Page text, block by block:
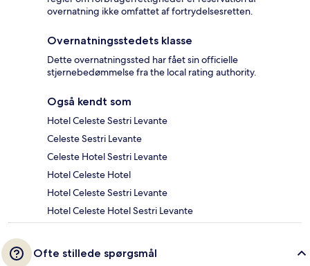
overnatning ikke omfattet af fortrydelsesretten.
Overnatningsstedets klasse
Dette overnatningssted har fået sin officielle
stjernebedømmelse fra the local rating authority.
Også kendt som
Hotel Celeste Sestri Levante
Celeste Sestri Levante
Celeste Hotel Sestri Levante
Hotel Celeste Hotel
Hotel Celeste Sestri Levante
Hotel Celeste Hotel Sestri Levante
Ofte stillede spørgsmål